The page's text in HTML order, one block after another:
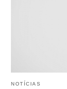
NOTÍCIAS